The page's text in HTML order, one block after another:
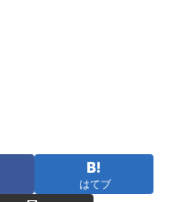
はてブ